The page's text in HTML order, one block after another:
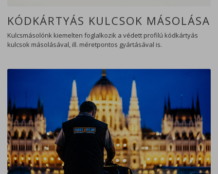
KÓDKÁRTYÁS KULCSOK MÁSOLÁSA
Kulcsmásolónk kiemelten foglalkozik a védett profilú kódkártyás
kulcsok másolásával, ill. méretpontos gyártásával is.